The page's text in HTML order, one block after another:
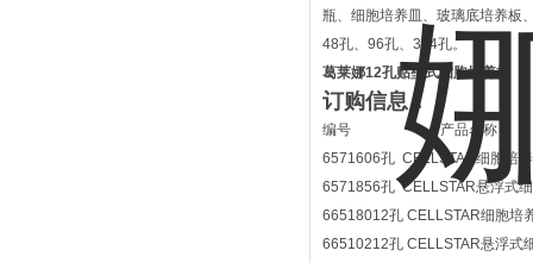
瓶、细胞培养皿、玻璃底培养板
48孔、96孔、384孔。
葛莱娜12孔贴壁式细胞培养板
订购信息：
编号 产品
6571606孔 CELLSTAR细胞培
6571856孔 CELLSTAR悬浮式
66518012孔 CELLSTAR细胞培
66510212孔 CELLSTAR悬浮式